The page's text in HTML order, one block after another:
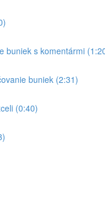
buniek s komentármi
buniek (2:31)
(0:40)